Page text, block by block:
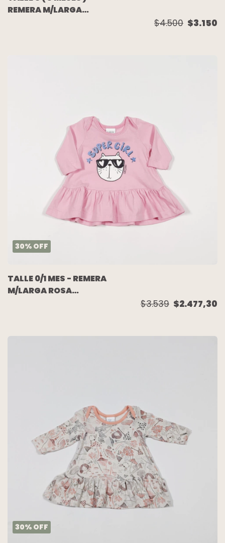
REMERA M/LARGA
$4.500 $3.150
30% OFF
TALLE 0/1 MES - REMERA
M/LARGA ROSA
$3.539 $2.477,30
30% OFF